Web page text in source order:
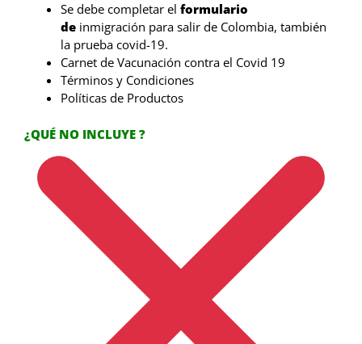
Se debe completar el formulario
de inmigración para salir de Colombia, también
la prueba covid-19.
Carnet de Vacunación contra el Covid 19
Términos y Condiciones
Políticas de Productos
¿QUÉ NO INCLUYE ?